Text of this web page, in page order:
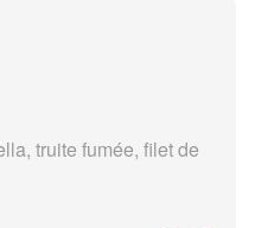
truite fumée, filet de